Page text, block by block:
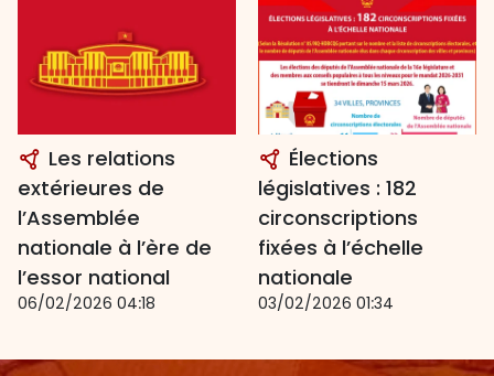
Les relations
extérieures de
l’Assemblée
nationale à l’ère de
l’essor national
06/02/2026 04:18
Élections
législatives : 182
circonscriptions
fixées à l’échelle
nationale
03/02/2026 01:34